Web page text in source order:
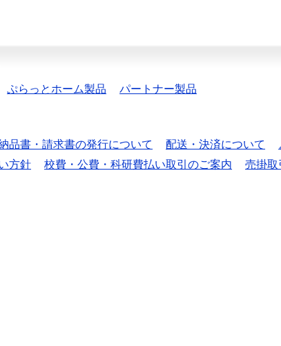
ぷらっとホーム製品 パートナー製品
品書・請求書の発行について 配送・決済について
方針 校費・公費・科研費払い取引のご案内 売掛取